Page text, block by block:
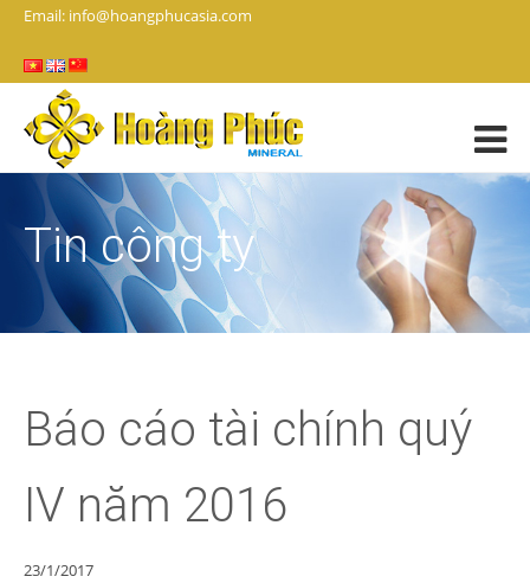
Email: info@hoangphucasia.com
Tin công ty
Báo cáo tài chính quý
IV năm 2016
23/1/2017